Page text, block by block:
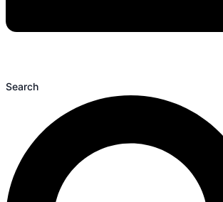
Search